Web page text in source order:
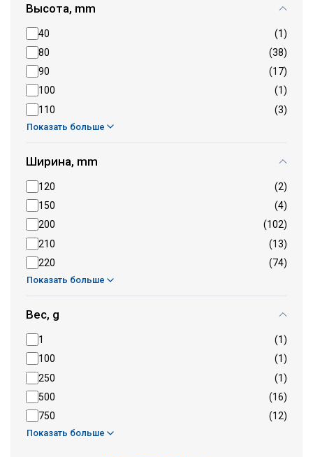
Высота, mm
40
(1)
80
(38)
90
(17)
100
(1)
110
(3)
Показать больше
Ширина, mm
120
(2)
150
(4)
200
(102)
210
(13)
220
(74)
Показать больше
Bес, g
1
(1)
100
(1)
250
(1)
500
(16)
750
(12)
Показать больше